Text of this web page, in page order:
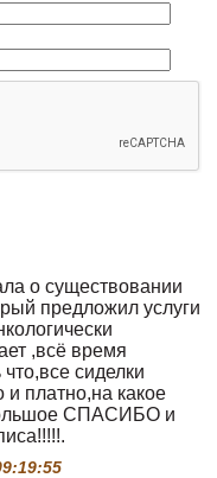
о существовании
предложил услуги
,всё время
сиделки
и платно,на какое
СПАСИБО и